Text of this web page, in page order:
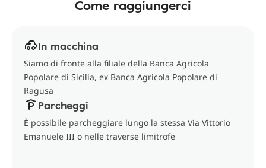
Come raggiungerci
In macchina
Siamo di fronte alla filiale della Banca Agricola
Popolare di Sicilia, ex Banca Agricola Popolare di
Ragusa
Parcheggi
È possibile parcheggiare lungo la stessa Via Vittorio
Emanuele III o nelle traverse limitrofe